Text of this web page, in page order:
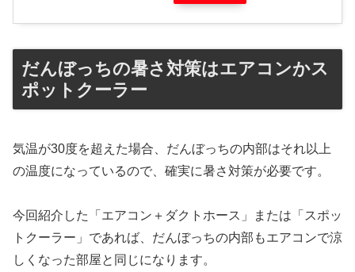
だんぼっちの暑さ対策はエアコンかス
ポットクーラー
気温が30度を超えた場合、だんぼっちの内部はそれ以上
の温度になっているので、確実に暑さ対策が必要です。
今回紹介した「エアコン＋ダクトホース」または「スポッ
トクーラー」であれば、だんぼっちの内部もエアコンで涼
しくなった部屋と同じになります。